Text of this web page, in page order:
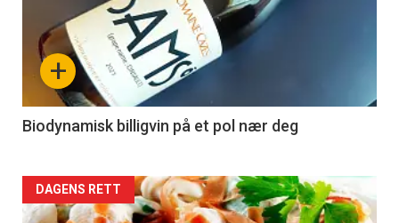
akkurat
nå
4
+
Biodynamisk billigvin på et pol nær deg
Forsiden
DAGENS RETT